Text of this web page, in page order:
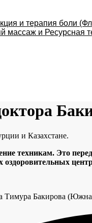
и терапия боли
массаж и Ресурсная
и Казахстане.
техникам. Это
оздоровительных